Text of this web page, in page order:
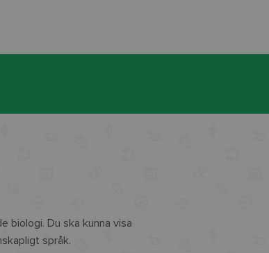
biologi. Du ska kunna visa
språk.